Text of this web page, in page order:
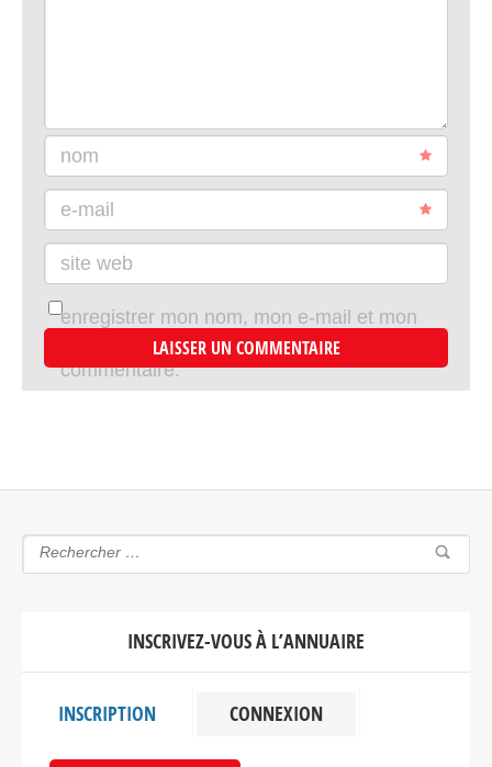
nom
e-mail
site web
enregistrer mon nom, mon e-mail et mon
site dans le navigateur pour mon prochain
commentaire.
INSCRIVEZ-VOUS À L’ANNUAIRE
INSCRIPTION CONNEXION